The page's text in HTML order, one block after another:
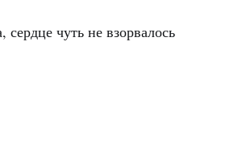
сердце чуть не взорвалось